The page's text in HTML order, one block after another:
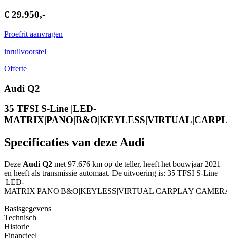
€ 29.950,-
Proefrit aanvragen
inruilvoorstel
Offerte
Audi Q2
35 TFSI S-Line |LED-
Specificaties van deze Audi
Deze Audi Q2 met 97.676 km op de teller, heeft het bouwjaar 2021
en heeft als transmissie automaat. De uitvoering is: 35 TFSI S-Line
|LED-
Basisgegevens
Technisch
Historie
Financieel